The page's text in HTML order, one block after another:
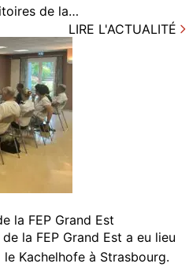
de la…
LIRE L'ACTUALITÉ
la FEP Grand Est
la FEP Grand Est a eu lieu
Kachelhofe à Strasbourg.